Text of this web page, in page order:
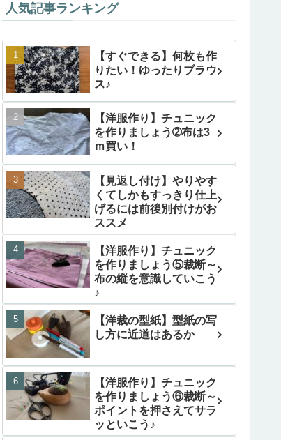
人気記事ランキング
【すぐできる】何枚も作
りたい！ゆったりブラウ
ス♪
【洋服作り】チュニック
を作りましょう➁布は3
ｍ買い！
【見返し付け】やりやす
くてしかもすっきり仕上
げるには前後別付けがお
ススメ
【洋服作り】チュニック
を作りましょう⑤裁断～
布の縦を意識していこう
♪
【洋裁の型紙】型紙の写
し方に近道はあるか
【洋服作り】チュニック
を作りましょう⑥裁断～
ポイントを押さえてサラ
ッといこう♪